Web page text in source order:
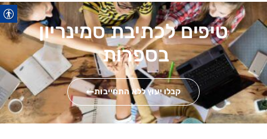
טיפים לכתיבת סמינריון
בספרות
קבלו יעוץ ללא התחייבות